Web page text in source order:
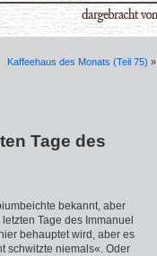
Kaffeehaus des Monats (Teil 75) »
Tage des
bekannt, aber
Tage des Immanuel
behauptet wird, aber es
schwitzte niemals«. Oder